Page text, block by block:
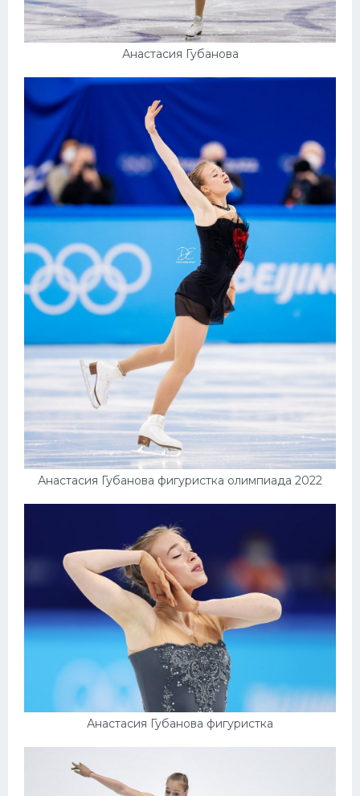
Анастасия Губанова
Анастасия Губанова фигуристка олимпиада 2022
Анастасия Губанова фигуристка